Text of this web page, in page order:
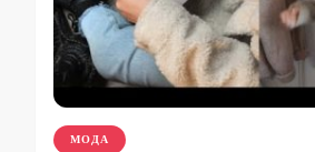
МОДА